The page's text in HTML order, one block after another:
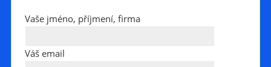
Vaše jméno, příjmení, firma
Váš email